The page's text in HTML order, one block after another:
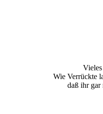
Wie Verrückte
daß ihr gar